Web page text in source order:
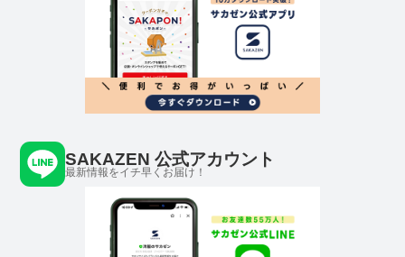
SAKAZEN 公式アカウント
最新情報をイチ早くお届け！